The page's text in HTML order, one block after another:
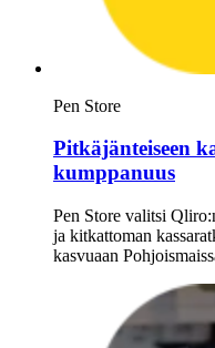
Pen Store
Pitkäjänteiseen
kumppanuus
Pen Store valitsi
ja kitkattoman
kasvuaan